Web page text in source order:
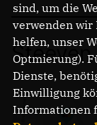
sind, um die
verwenden wir
helfen, unser
Optmierung).
Dienste,
Einwilligung
Informationen